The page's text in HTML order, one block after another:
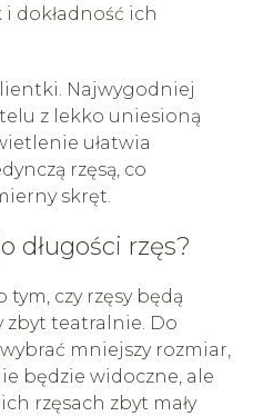
dokładność ich
Najwygodniej
z lekko uniesioną
ułatwia
rzęsą, co
skręt.
długości rzęs?
tym, czy rzęsy będą
zbyt teatralnie. Do
mniejszy rozmiar,
będzie widoczne, ale
rzęsach zbyt mały